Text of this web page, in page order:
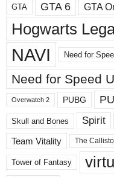
GTA GTA 6 GTA
Hogwarts
NAVI Need for
Need for Speed
Overwatch 2 PUBG
Skull and Bones Spirit
Team Vitality The
Tower of Fantasy